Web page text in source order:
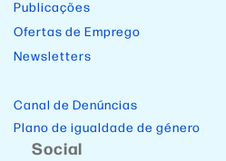
Publicações
Ofertas de Emprego
Newsletters
Canal de Denúncias
Plano de igualdade de género
Social